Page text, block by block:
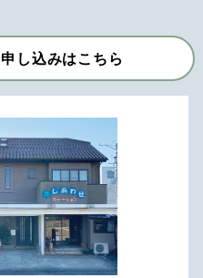
し込みはこちら